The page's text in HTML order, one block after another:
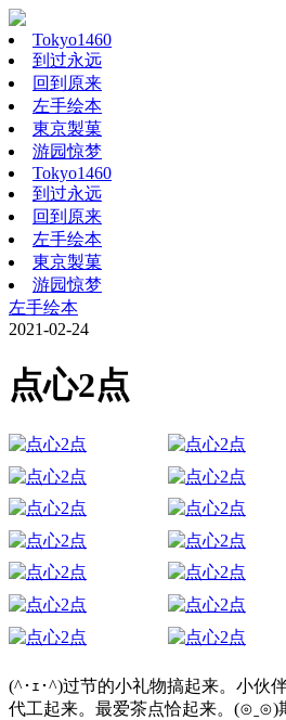
Tokyo1460
到过永远
回到原来
左手绘本
東京製菓
游园惊梦
Tokyo1460
到过永远
回到原来
左手绘本
東京製菓
游园惊梦
左手绘本
2021-02-24
点心2点
(^･ｪ･^)过节的小礼物搞起来。小伙
代工起来。最爱茶点恰起来。(⊙ˍ⊙)